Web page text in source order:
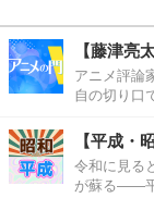
【藤津亮
アニメ評論
自の切り口
【平成・
令和に見る
が蘇る――平